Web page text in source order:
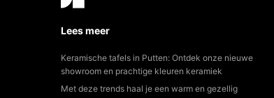
Lees meer
Keramische tafels in Putten: Ontdek onze nieuwe
showroom en prachtige kleuren keramiek
Met deze trends haal je een warm en gezellig